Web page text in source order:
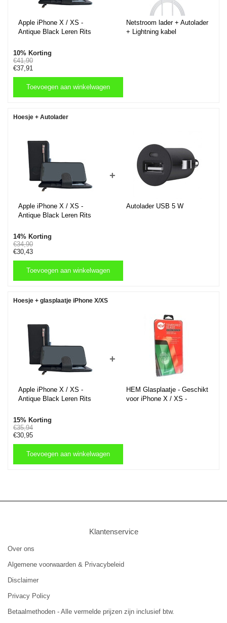
Apple iPhone X / XS -
Antique Black Leren Rits
Lederen Wallet Case TPU
meegekleurde binnenkant-
Book Case - Flip Cover -
Boek - 360º beschermend
Telefoonhoesje
Netstroom lader + Autolader
+ Lightning kabel
10% Korting
€41,90
€37,91
Toevoegen aan winkelwagen
Hoesje + Autolader
Apple iPhone X / XS -
Antique Black Leren Rits
Lederen Wallet Case TPU
meegekleurde binnenkant-
Book Case - Flip Cover -
Boek - 360º beschermend
Telefoonhoesje
+
Autolader USB 5 W
14% Korting
€34,90
€30,43
Toevoegen aan winkelwagen
Hoesje + glasplaatje iPhone X/XS
Apple iPhone X / XS -
Antique Black Leren Rits
Lederen Wallet Case TPU
meegekleurde binnenkant-
Book Case - Flip Cover -
Boek - 360º beschermend
Telefoonhoesje
+
HEM Glasplaatje - Geschikt
voor iPhone X / XS -
15% Korting
€35,94
€30,95
Toevoegen aan winkelwagen
Klantenservice
Over ons
Algemene voorwaarden & Privacybeleid
Disclaimer
Privacy Policy
Betaalmethoden - Alle vermelde prijzen zijn inclusief btw.